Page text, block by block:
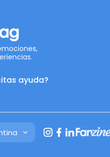
ayuda?